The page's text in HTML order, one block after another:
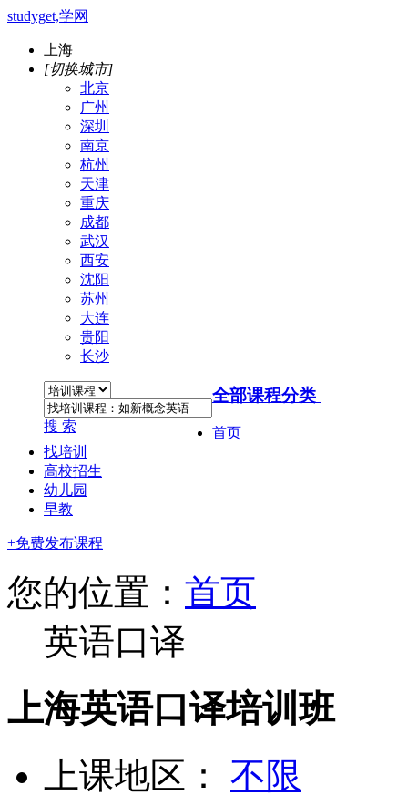
studyget,学网
上海
[切换城市]
北京
广州
深圳
南京
杭州
天津
重庆
成都
武汉
西安
沈阳
苏州
大连
贵阳
长沙
搜 索
全部课程分类
首页
找培训
高校招生
幼儿园
早教
+免费发布课程
您的位置： 首页
英语口译
上海英语口译培训班
上课地区： 不限